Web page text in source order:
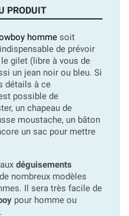
PRODUIT
homme soit
de prévoir
gilet (libre à vous de
un jean noir ou bleu. Si
détails à ce
possible de
un chapeau de
moustache, un bâton
un sac pour mettre
déguisements
nombreux modèles
Il sera très facile de
pour homme ou